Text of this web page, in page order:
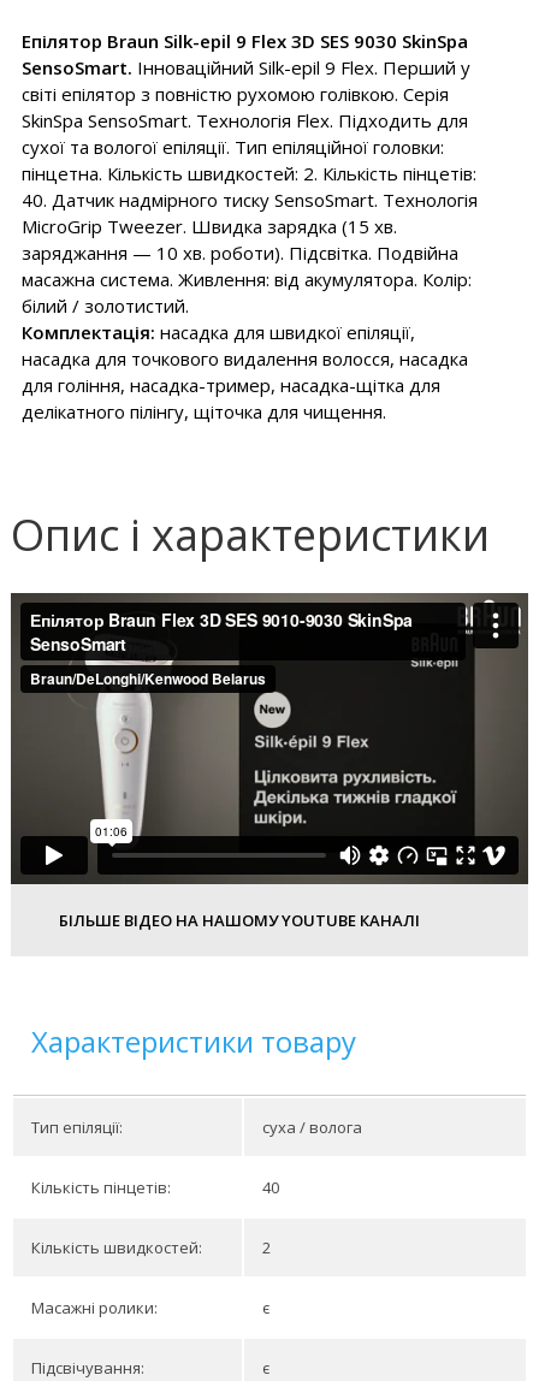
Епілятор Braun Silk-epil 9 Flex 3D SES 9030 SkinSpa
SensoSmart. Інноваційний Silk-epil 9 Flex. Перший у
світі епілятор з повністю рухомою голівкою. Серія
SkinSpa SensoSmart. Технологія Flex. Підходить для
сухої та вологої епіляції. Тип епіляційної головки:
пінцетна. Кількість швидкостей: 2. Кількість пінцетів:
40. Датчик надмірного тиску SensoSmart. Технологія
MicroGrip Tweezer. Швидка зарядка (15 хв.
заряджання — 10 хв. роботи). Підсвітка. Подвійна
масажна система. Живлення: від акумулятора. Колір:
білий / золотистий.
Комплектація: насадка для швидкої епіляції,
насадка для точкового видалення волосся, насадка
для гоління, насадка-тример, насадка-щітка для
делікатного пілінгу, щіточка для чищення.
Опис і характеристики
БІЛЬШЕ ВІДЕО НА НАШОМУ YOUTUBE КАНАЛІ
Характеристики товару
Тип епіляції: суха / волога
Кількість пінцетів: 40
Кількість швидкостей: 2
Масажні ролики: є
Підсвічування: є